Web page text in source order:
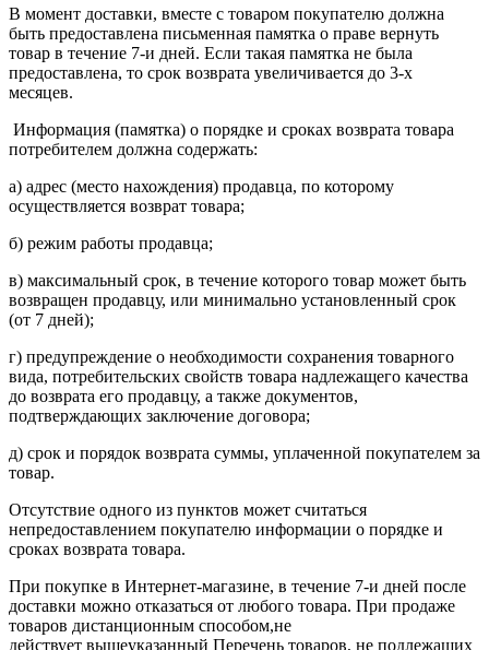
В момент доставки, вместе с товаром покупателю должна
быть предоставлена письменная памятка о праве вернуть
товар в течение 7-и дней. Если такая памятка не была
предоставлена, то срок возврата увеличивается до 3-х
месяцев.
Информация (памятка) о порядке и сроках возврата товара
потребителем должна содержать:
а) адрес (место нахождения) продавца, по которому
осуществляется возврат товара;
б) режим работы продавца;
в) максимальный срок, в течение которого товар может быть
возвращен продавцу, или минимально установленный срок
(от 7 дней);
г) предупреждение о необходимости сохранения товарного
вида, потребительских свойств товара надлежащего качества
до возврата его продавцу, а также документов,
подтверждающих заключение договора;
д) срок и порядок возврата суммы, уплаченной покупателем за
товар.
Отсутствие одного из пунктов может считаться
непредоставлением покупателю информации о порядке и
сроках возврата товара.
При покупке в Интернет-магазине, в течение 7-и дней после
доставки можно отказаться от любого товара. При продаже
товаров дистанционным способом,не
действует вышеуказанный Перечень товаров, не подлежащих